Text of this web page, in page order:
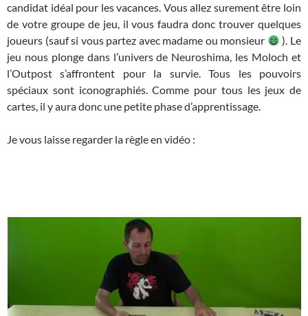
candidat idéal pour les vacances. Vous allez surement être loin
de votre groupe de jeu, il vous faudra donc trouver quelques
joueurs (sauf si vous partez avec madame ou monsieur
). Le
jeu nous plonge dans l’univers de Neuroshima, les Moloch et
l’Outpost s’affrontent pour la survie. Tous les pouvoirs
spéciaux sont iconographiés. Comme pour tous les jeux de
cartes, il y aura donc une petite phase d’apprentissage.
Je vous laisse regarder la règle en vidéo :